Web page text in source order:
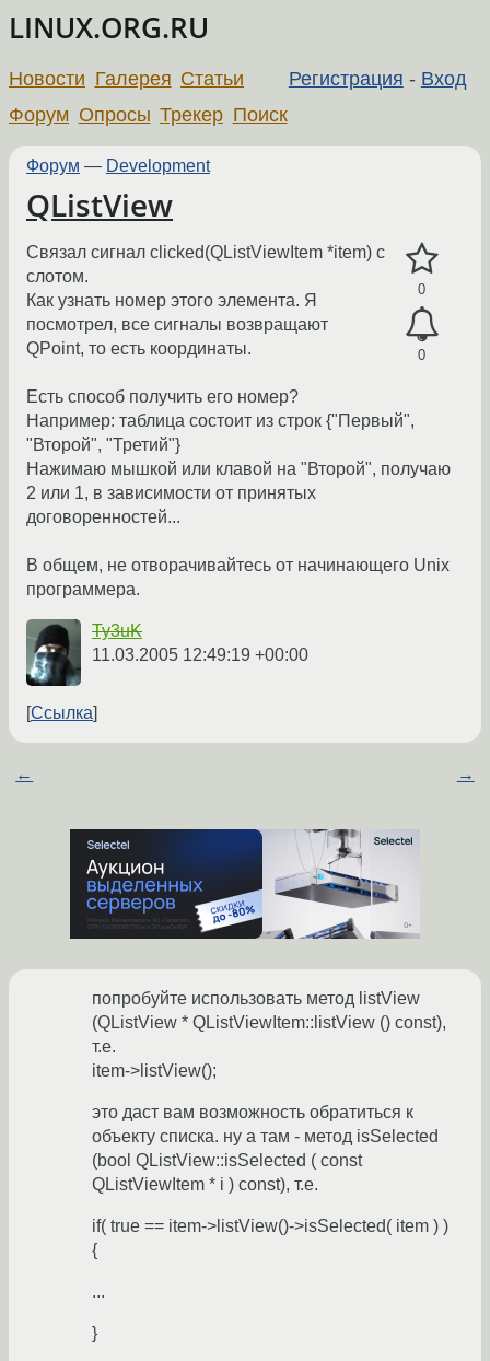
LINUX.ORG.RU
Регистрация - Вход
Новости Галерея Статьи
Форум Опросы Трекер Поиск
Форум — Development
QListView
0
0
Связал сигнал clicked(QListViewItem *item) с
слотом.
Как узнать номер этого элемента. Я
посмотрел, все сигналы возвращают
QPoint, то есть координаты.
Есть способ получить его номер?
Например: таблица состоит из строк {"Первый",
"Второй", "Третий"}
Нажимаю мышкой или клавой на "Второй", получаю
2 или 1, в зависимости от принятых
договоренностей...
В общем, не отворачивайтесь от начинающего Unix
программера.
Ty3uK
11.03.2005 12:49:19 +00:00
Ссылка
← →
попробуйте использовать метод listView
(QListView * QListViewItem::listView () const),
т.е.
item->listView();
это даст вам возможность обратиться к
объекту списка. ну а там - метод isSelected
(bool QListView::isSelected ( const
QListViewItem * i ) const), т.е.
if( true == item->listView()->isSelected( item ) )
{
...
}